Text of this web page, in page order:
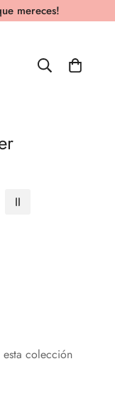
mereces!
esta colección
am